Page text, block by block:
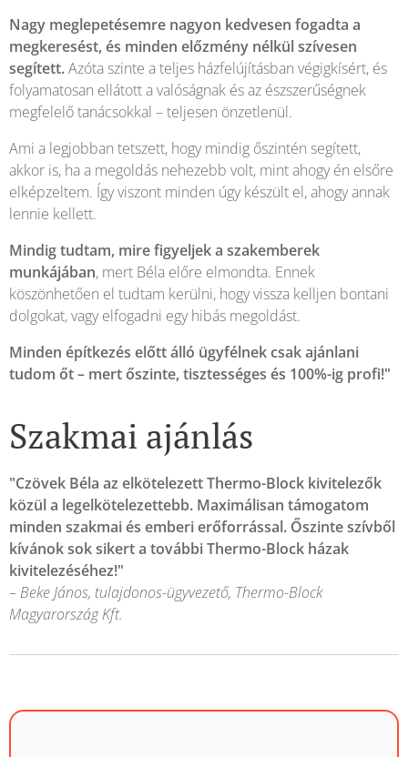
Nagy meglepetésemre nagyon kedvesen fogadta a
megkeresést, és minden előzmény nélkül szívesen
segített.Azóta szinte a teljes házfelújításban végigkísért, és
folyamatosan ellátott a valóságnak és az észszerűségnek
megfelelő tanácsokkal – teljesen önzetlenül.
Ami a legjobban tetszett, hogy mindig őszintén segített,
akkor is, ha a megoldás nehezebb volt, mint ahogy én elsőre
elképzeltem. Így viszont minden úgy készült el, ahogy annak
lennie kellett.
Mindig tudtam, mire figyeljek a szakemberek
munkájában, mert Béla előre elmondta. Ennek
köszönhetően el tudtam kerülni, hogy vissza kelljen bontani
dolgokat, vagy elfogadni egy hibás megoldást.
Minden építkezés előtt álló ügyfélnek csak ajánlani
tudom őt – mert őszinte, tisztességes és 100%-ig profi!"
Szakmai ajánlás
"Czövek Béla az elkötelezett Thermo-Block kivitelezők
közül a legelkötelezettebb. Maximálisan támogatom
minden szakmai és emberi erőforrással. Őszinte szívből
kívánok sok sikert a további Thermo-Block házak
kivitelezéséhez!"
– Beke János, tulajdonos-ügyvezető, Thermo-Block
Magyarország Kft.